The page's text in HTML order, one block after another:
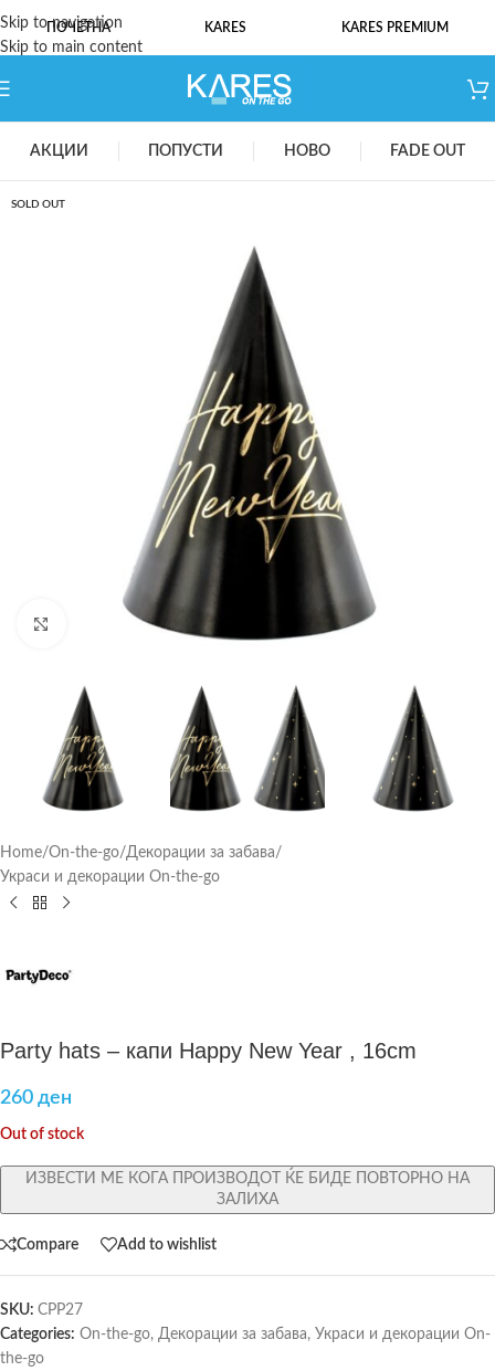
Skip to navigation
Skip to main content
ПОЧЕТНА KARES KARES PREMIUM
АКЦИИ ПОПУСТИ НОВО FADE OUT
SOLD OUT
Click to enlarge
Home/On-the-go/Декорации за забава/
Украси и декорации On-the-go
Party hats – капи Happy New Year , 16cm
260 ден
Out of stock
ИЗВЕСТИ МЕ КОГА ПРОИЗВОДОТ ЌЕ БИДЕ ПОВТОРНО НА
ЗАЛИХА
Compare Add to wishlist
SKU: CPP27
Categories: On-the-go, Декорации за забава, Украси и декорации On-
the-go